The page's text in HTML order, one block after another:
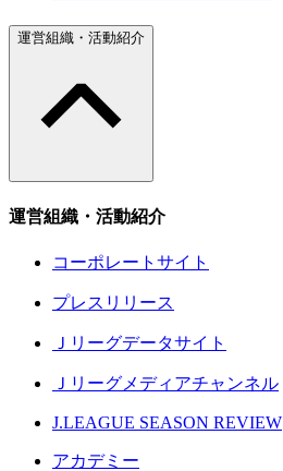
運営組織・活動紹介
運営組織・活動紹介
コーポレートサイト
プレスリリース
Ｊリーグデータサイト
Ｊリーグメディアチャンネル
J.LEAGUE SEASON REVIEW
アカデミー